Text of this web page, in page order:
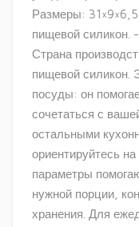
Размеры:
пищевой силикон.
Страна
пищевой силикон.
посуды: он
сочетаться с
остальными
ориентируйтесь
параметры
нужной порции,
хранения. Для